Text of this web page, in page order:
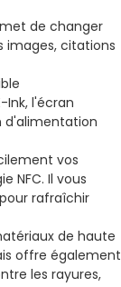
de changer
images, citations
l'écran
d'alimentation
vos
NFC. Il vous
rafraîchir
de haute
offre également
les rayures,